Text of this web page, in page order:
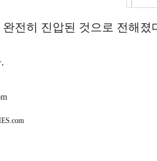
전히 진압된 것으로 전해